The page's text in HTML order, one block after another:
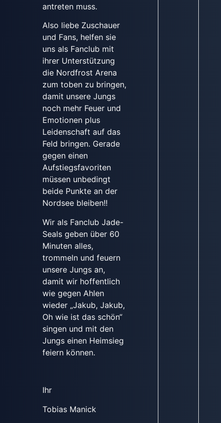
antreten muss.
Also liebe Zuschauer
und Fans, helfen sie
uns als Fanclub mit
ihrer Unterstützung
die Nordfrost Arena
zum toben zu bringen,
damit unsere Jungs
noch mehr Feuer und
Emotionen plus
Leidenschaft auf das
Feld bringen. Gerade
gegen einen
Aufstiegsfavoriten
müssen unbedingt
beide Punkte an der
Nordsee bleiben!!
Wir als Fanclub Jade-
Seals geben über 60
Minuten alles,
trommeln und feuern
unsere Jungs an,
damit wir hoffentlich
wie gegen Ahlen
wieder „Jakub, Jakub,
Oh wie ist das schön“
singen und mit den
Jungs einen Heimsieg
feiern können.
Ihr
Tobias Manick